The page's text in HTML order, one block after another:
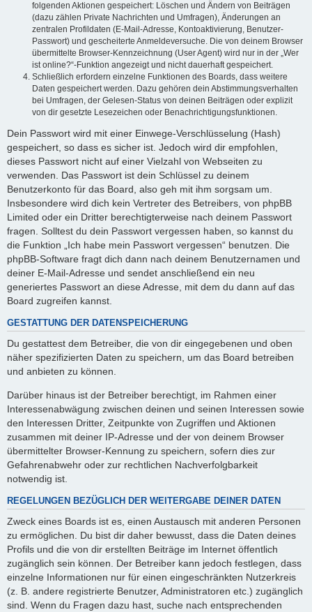
folgenden Aktionen gespeichert: Löschen und Ändern von Beiträgen
(dazu zählen Private Nachrichten und Umfragen), Änderungen an
zentralen Profildaten (E-Mail-Adresse, Kontoaktivierung, Benutzer-
Passwort) und gescheiterte Anmeldeversuche. Die von deinem Browser
übermittelte Browser-Kennzeichnung (User Agent) wird nur in der „Wer
ist online?“-Funktion angezeigt und nicht dauerhaft gespeichert.
Schließlich erfordern einzelne Funktionen des Boards, dass weitere
Daten gespeichert werden. Dazu gehören dein Abstimmungsverhalten
bei Umfragen, der Gelesen-Status von deinen Beiträgen oder explizit
von dir gesetzte Lesezeichen oder Benachrichtigungsfunktionen.
Dein Passwort wird mit einer Einwege-Verschlüsselung (Hash)
gespeichert, so dass es sicher ist. Jedoch wird dir empfohlen,
dieses Passwort nicht auf einer Vielzahl von Webseiten zu
verwenden. Das Passwort ist dein Schlüssel zu deinem
Benutzerkonto für das Board, also geh mit ihm sorgsam um.
Insbesondere wird dich kein Vertreter des Betreibers, von phpBB
Limited oder ein Dritter berechtigterweise nach deinem Passwort
fragen. Solltest du dein Passwort vergessen haben, so kannst du
die Funktion „Ich habe mein Passwort vergessen“ benutzen. Die
phpBB-Software fragt dich dann nach deinem Benutzernamen und
deiner E-Mail-Adresse und sendet anschließend ein neu
generiertes Passwort an diese Adresse, mit dem du dann auf das
Board zugreifen kannst.
GESTATTUNG DER DATENSPEICHERUNG
Du gestattest dem Betreiber, die von dir eingegebenen und oben
näher spezifizierten Daten zu speichern, um das Board betreiben
und anbieten zu können.
Darüber hinaus ist der Betreiber berechtigt, im Rahmen einer
Interessenabwägung zwischen deinen und seinen Interessen sowie
den Interessen Dritter, Zeitpunkte von Zugriffen und Aktionen
zusammen mit deiner IP-Adresse und der von deinem Browser
übermittelter Browser-Kennung zu speichern, sofern dies zur
Gefahrenabwehr oder zur rechtlichen Nachverfolgbarkeit
notwendig ist.
REGELUNGEN BEZÜGLICH DER WEITERGABE DEINER DATEN
Zweck eines Boards ist es, einen Austausch mit anderen Personen
zu ermöglichen. Du bist dir daher bewusst, dass die Daten deines
Profils und die von dir erstellten Beiträge im Internet öffentlich
zugänglich sein können. Der Betreiber kann jedoch festlegen, dass
einzelne Informationen nur für einen eingeschränkten Nutzerkreis
(z. B. andere registrierte Benutzer, Administratoren etc.) zugänglich
sind. Wenn du Fragen dazu hast, suche nach entsprechenden